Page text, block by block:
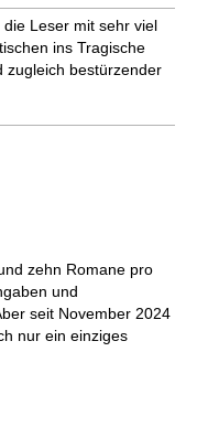
Leser mit sehr viel
ins Tragische
zugleich bestürzender
zehn Romane pro
und
seit November 2024
nur ein einziges